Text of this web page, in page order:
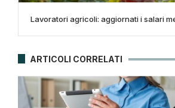
Lavoratori agricoli: aggiornati i salari
ARTICOLI CORRELATI